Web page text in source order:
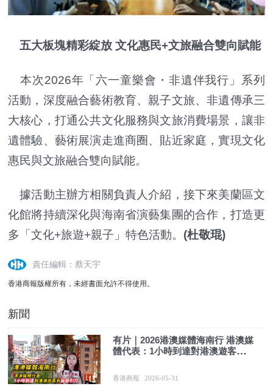
五大板塊精彩綻放 文化惠民+文旅融合雙向賦能
本次2026年「六一童樂會・非遺伴我行」系列
活動，深度融合藝術教育、親子文旅、非遺傳承三
大核心，打通公共文化服務與文旅消費場景，讓非
遺體驗、藝術展演走進商圈、貼近家庭，實現文化
惠民與文旅融合雙向賦能。
據活動主辦方相關負責人介紹，接下來美蘭區文
化館將持續深化與海南省演藝集團的合作，打造更
多「文化+旅遊+親子」特色活動。 (杜敬琨)
責任編輯：蔡天宇
香港商報版權所有，未經書面允許不得使用。
新聞
有片｜2026港澳媒體海南行 港澳媒
體代表：1小時到達對港澳遊客有
香港商報 2026-05-31